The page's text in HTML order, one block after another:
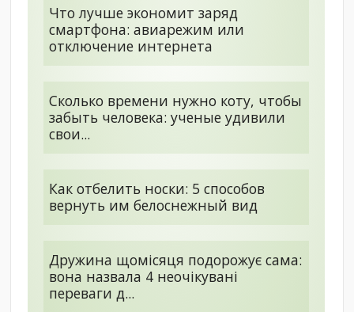
Что лучше экономит заряд
смартфона: авиарежим или
отключение интернета
Сколько времени нужно коту, чтобы
забыть человека: ученые удивили
свои...
Как отбелить носки: 5 способов
вернуть им белоснежный вид
Дружина щомісяця подорожує сама:
вона назвала 4 неочікувані
переваги д...